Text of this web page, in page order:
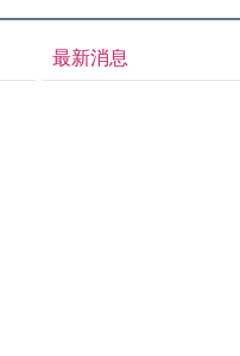
最新消息